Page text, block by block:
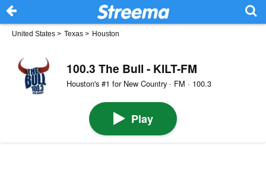
United States > Texas > Houston
100.3 The Bull - KILT-FM
Houston's #1 for New Country · FM · 100.3
Play